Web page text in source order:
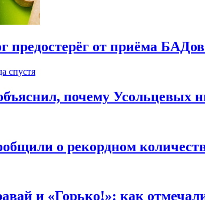
предостерёг от приёма
спустя
почему Усольцевых
о рекордном
и «Горько!»: как